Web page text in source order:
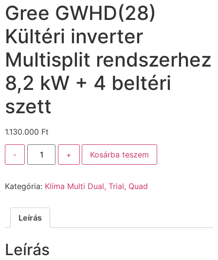
Gree GWHD(28)
Kültéri inverter
Multisplit rendszerhez
8,2 kW + 4 beltéri
szett
1.130.000 Ft
- + Kosárba teszem
Kategória: Klíma Multi Dual, Trial, Quad
Leírás
Leírás